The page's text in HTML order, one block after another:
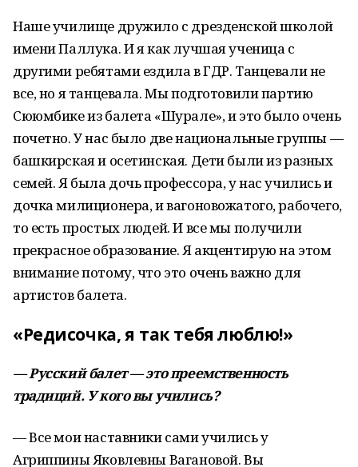
Наше училище дружило с дрезденской школой
имени Паллука. И я как лучшая ученица с
другими ребятами ездила в ГДР. Танцевали не
все, но я танцевала. Мы подготовили партию
Сююмбике из балета «Шурале», и это было очень
почетно. У нас было две национальные группы —
башкирская и осетинская. Дети были из разных
семей. Я была дочь профессора, у нас учились и
дочка милиционера, и вагоновожатого, рабочего,
то есть простых людей. И все мы получили
прекрасное образование. Я акцентирую на этом
внимание потому, что это очень важно для
артистов балета.
«Редисочка, я так тебя люблю!»
— Русский балет — это преемственность
традиций. У кого вы учились?
— Все мои наставники сами учились у
Агриппины Яковлевны Вагановой. Вы